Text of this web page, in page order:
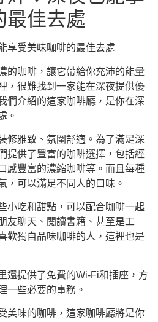
最佳去處
享受美味咖啡的最佳去處
的咖啡，讓它帶給你充沛的能量
，很難找到一家能在深夜提供優
們介紹的這家咖啡廳，是你在深
。
修雅致、氛圍舒適。為了滿足深
提供了豐富的咖啡選擇，包括經
感豐富的濃縮咖啡等。而且每種
，可以滿足不同人的口味。
小吃和甜點，可以配合咖啡一起
友聊天、閱讀書籍、甚至是工
歡獨自品味咖啡的人，這裡也是
還提供了免費的Wi-Fi和插座，方
一些必要的事務。
美味的咖啡，這家咖啡廳將是你